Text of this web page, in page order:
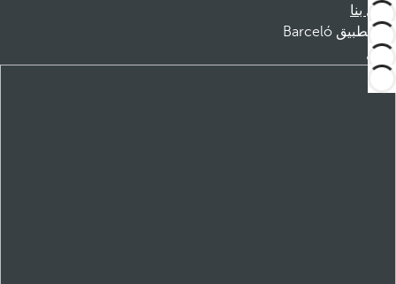
اتصل بنا
تطبيق Barceló
تنزيل